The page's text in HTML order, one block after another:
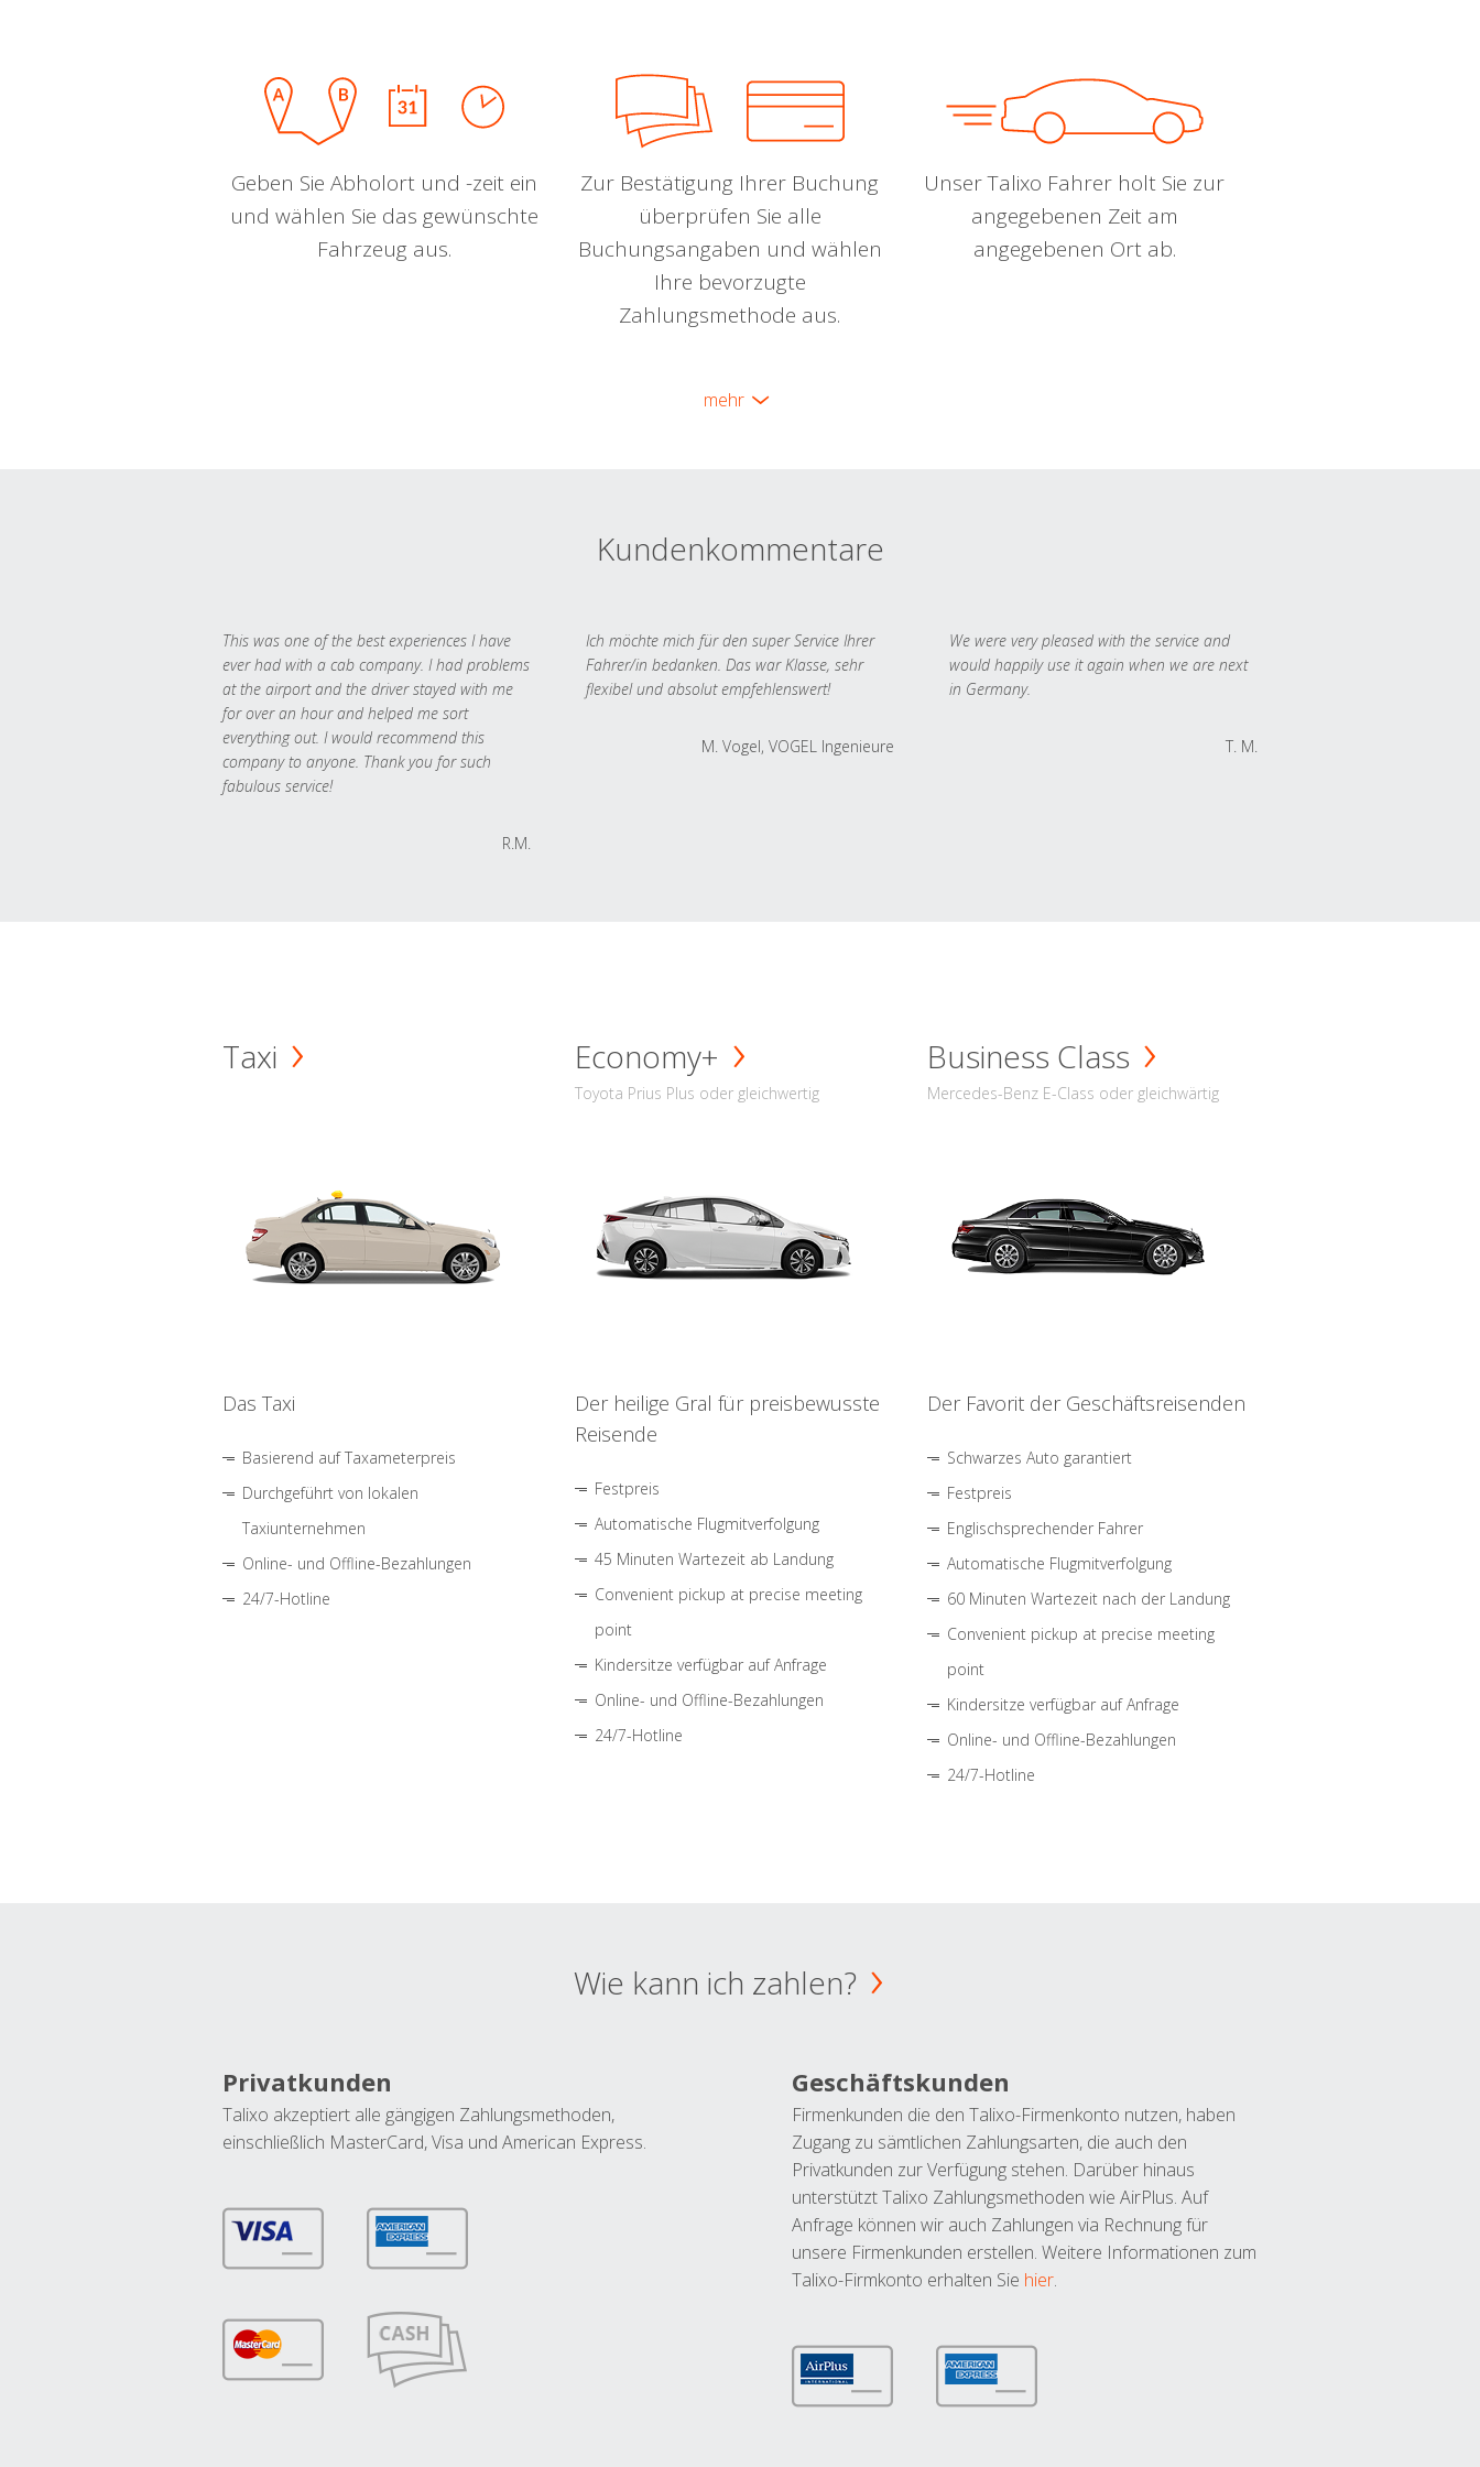
Geben Sie Abholort und -zeit ein
und wählen Sie das gewünschte
Fahrzeug aus.
Zur Bestätigung Ihrer Buchung
überprüfen Sie alle
Buchungsangaben und wählen
Ihre bevorzugte
Zahlungsmethode aus.
Unser Talixo Fahrer holt Sie zur
angegebenen Zeit am
angegebenen Ort ab.
mehr
Kundenkommentare
This was one of the best experiences I have
ever had with a cab company. I had problems
at the airport and the driver stayed with me
for over an hour and helped me sort
everything out. I would recommend this
company to anyone. Thank you for such
fabulous service!
R.M.
Ich möchte mich für den super Service Ihrer
Fahrer/in bedanken. Das war Klasse, sehr
flexibel und absolut empfehlenswert!
M. Vogel, VOGEL Ingenieure
We were very pleased with the service and
would happily use it again when we are next
in Germany.
T. M.
Taxi
Das Taxi
Basierend auf Taxameterpreis
Durchgeführt von lokalen
Taxiunternehmen
Online- und Offline-Bezahlungen
24/7-Hotline
Economy+
Toyota Prius Plus oder gleichwertig
Der heilige Gral für preisbewusste
Reisende
Festpreis
Automatische Flugmitverfolgung
45 Minuten Wartezeit ab Landung
Convenient pickup at precise meeting
point
Kindersitze verfügbar auf Anfrage
Online- und Offline-Bezahlungen
24/7-Hotline
Business Class
Mercedes-Benz E-Class oder gleichwärtig
Der Favorit der Geschäftsreisenden
Schwarzes Auto garantiert
Festpreis
Englischsprechender Fahrer
Automatische Flugmitverfolgung
60 Minuten Wartezeit nach der Landung
Convenient pickup at precise meeting
point
Kindersitze verfügbar auf Anfrage
Online- und Offline-Bezahlungen
24/7-Hotline
Wie kann ich zahlen?
Privatkunden
Talixo akzeptiert alle gängigen Zahlungsmethoden,
einschließlich MasterCard, Visa und American Express.
Geschäftskunden
Firmenkunden die den Talixo-Firmenkonto nutzen, haben
Zugang zu sämtlichen Zahlungsarten, die auch den
Privatkunden zur Verfügung stehen. Darüber hinaus
unterstützt Talixo Zahlungsmethoden wie AirPlus. Auf
Anfrage können wir auch Zahlungen via Rechnung für
unsere Firmenkunden erstellen. Weitere Informationen zum
Talixo-Firmkonto erhalten Sie hier.